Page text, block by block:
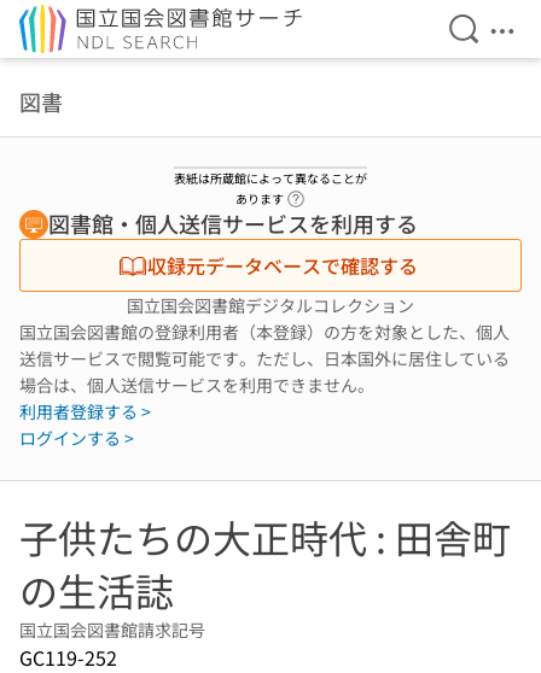
検索を
メ
図書
表紙は所蔵館によって異なることが
あります
図書館・個人送信サービスを利用する
収録元データベースで確認する
国立国会図書館デジタルコレクション
国立国会図書館の登録利用者（本登録）の方を対象とした、個人
送信サービスで閲覧可能です。ただし、日本国外に居住している
場合は、個人送信サービスを利用できません。
利用者登録する >
ログインする >
子供たちの大正時代 : 田舎町
の生活誌
国立国会図書館請求記号
GC119-252